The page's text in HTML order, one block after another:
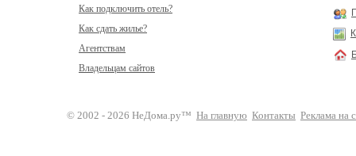
Как подключить отель?
Как сдать жилье?
Агентствам
Владельцам сайтов
© 2002 - 2026 НеДома.ру™ На главную Контакты Реклама на